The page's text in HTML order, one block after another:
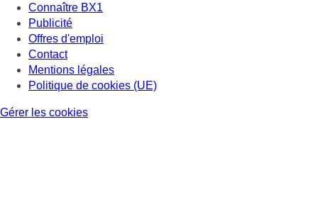
Connaître BX1
Publicité
Offres d'emploi
Contact
Mentions légales
Politique de cookies (UE)
Gérer les cookies